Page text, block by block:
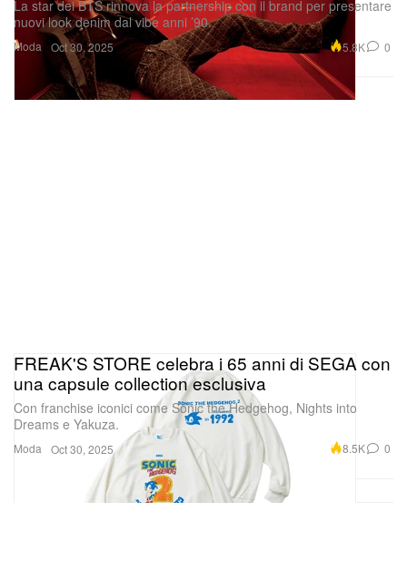
Moda
La star dei BTS rinnova la partnership con il brand per presentare
nuovi look denim dal vibe anni ’90.
Oct 30, 2025 5.8K 0
Moda
FREAK'S STORE celebra i 65 anni di SEGA con
una capsule collection esclusiva
Con franchise iconici come Sonic the Hedgehog, Nights into
Dreams e Yakuza.
Oct 30, 2025 8.5K 0